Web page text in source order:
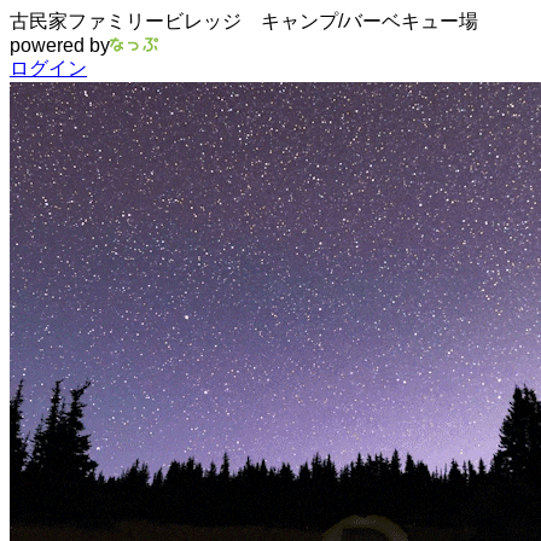
古民家ファミリービレッジ キャンプ/バーベキュー場
powered by
ログイン